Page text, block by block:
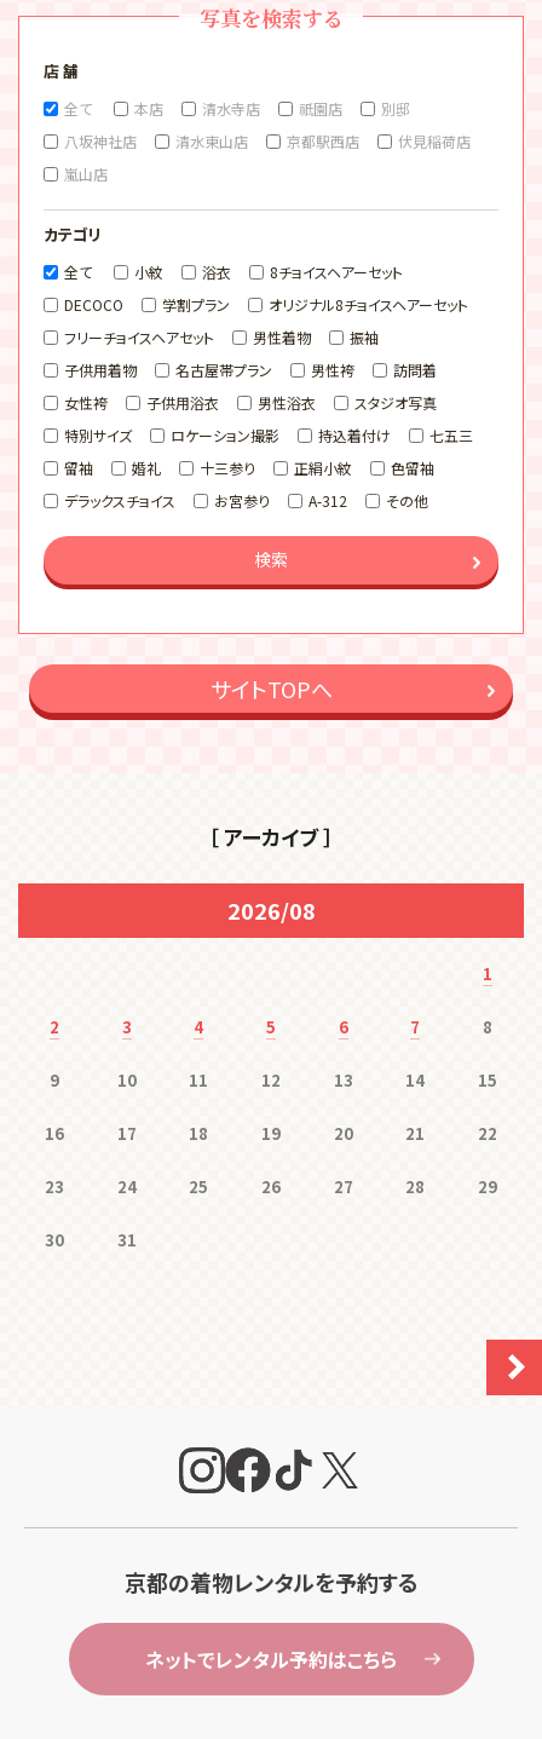
写真を検索する
店 舗
全て 本店 清水寺店 祇園店
別邸
八坂神社店
清水東山店 京都駅西店
伏見稲荷店
嵐山店
カテゴリ
全て 小紋 浴衣
8チョイスヘアーセット
DECOCO
学割プラン
オリジナル8チョイスヘアーセット
フリーチョイスヘアセット
男性着物
振袖
子供用着物
名古屋帯プラン 男性袴
訪問着
女性袴
子供用浴衣 男性浴衣
スタジオ写真
特別サイズ
ロケーション撮影 持込着付け
七五三
留袖
婚礼 十三参り 正絹小紋
色留袖
デラックスチョイス
お宮参り A-312 その他
検索
サイトTOPへ
［ アーカイブ ］
2026/08
1
2 3 4 5 6 7 8
9 10 11 12 13 14 15
16 17 18 19 20 21 22
23 24 25 26 27 28 29
30 31
京都の着物レンタルを予約する
ネットでレンタル予約はこちら